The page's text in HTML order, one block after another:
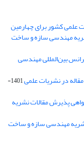
علمی کشور برای چهارمین
مهندسی سازه و ساخت
بین‌المللی مهندسی
در نشریات علمی
1401-
پذیرش مقالات نشریه